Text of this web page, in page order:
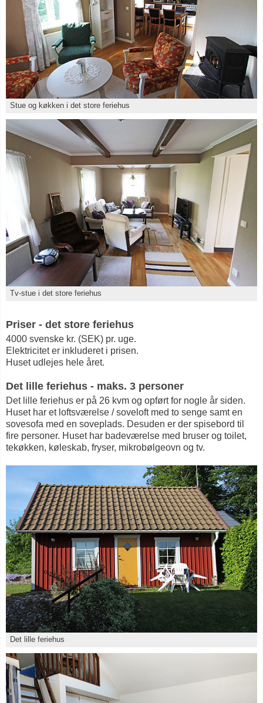
Stue og køkken i det store feriehus
Tv-stue i det store feriehus
Priser - det store feriehus
4000 svenske kr. (SEK) pr. uge.
Elektricitet er inkluderet i prisen.
Huset udlejes hele året.
Det lille feriehus - maks. 3 personer
Det lille feriehus er på 26 kvm og opført for nogle år siden.
Huset har et loftsværelse / soveloft med to senge samt en
sovesofa med en soveplads. Desuden er der spisebord til
fire personer. Huset har badeværelse med bruser og toilet,
tekøkken, køleskab, fryser, mikrobølgeovn og tv.
Det lille feriehus